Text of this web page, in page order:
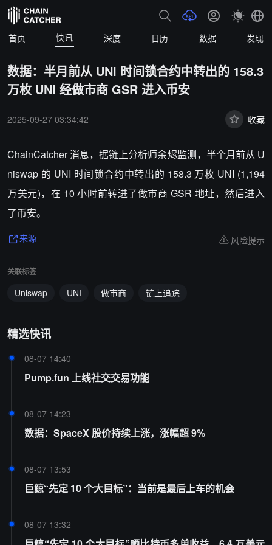
首页 快讯 深度 日历 数据 发现
数据：半月前从 UNI 时间锁合约中转出的 158.3
万枚 UNI 经做市商 GSR 进入币安
2025-09-27 03:34:42 收藏
ChainCatcher 消息，据链上分析师余烬监测，半个月前从 U
niswap 的 UNI 时间锁合约中转出的 158.3 万枚 UNI (1,194
万美元)，在 10 小时前转进了做市商 GSR 地址，然后进入
了币安。
来源 风险提示
关联标签
Uniswap UNI 做市商 链上追踪
精选快讯
08-07 14:40
Pump.fun 上线社交交易功能
08-07 14:23
数据：SpaceX 股价持续上涨，涨幅超 9%
08-07 13:53
巨鲸“先定 10 个大目标”：当前是最后上车的机会
08-07 13:32